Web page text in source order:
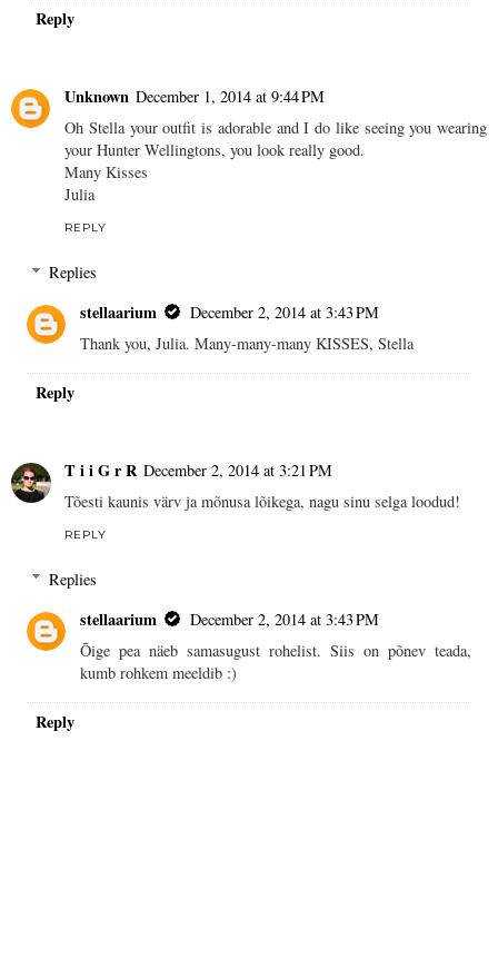
Reply
Unknown December 1, 2014 at 9:44 PM
Oh Stella your outfit is adorable and I do like seeing you wearing
your Hunter Wellingtons, you look really good.
Many Kisses
Julia
REPLY
Replies
stellaarium
December 2, 2014 at 3:43 PM
Thank you, Julia. Many-many-many KISSES, Stella
Reply
T i i G r R December 2, 2014 at 3:21 PM
Tõesti kaunis värv ja mõnusa lõikega, nagu sinu selga loodud!
REPLY
Replies
stellaarium
December 2, 2014 at 3:43 PM
Õige pea näeb samasugust rohelist. Siis on põnev teada,
kumb rohkem meeldib :)
Reply